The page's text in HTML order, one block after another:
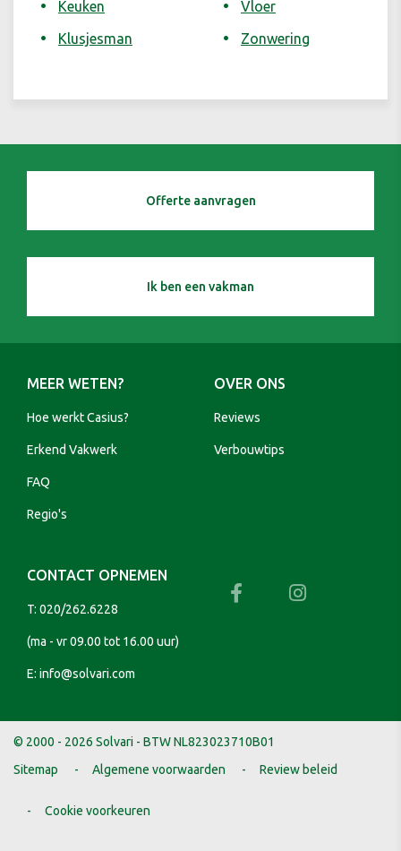
Keuken
Klusjesman
Vloer
Zonwering
Offerte aanvragen
Ik ben een vakman
MEER WETEN?
Hoe werkt Casius?
Erkend Vakwerk
FAQ
Regio's
OVER ONS
Reviews
Verbouwtips
CONTACT OPNEMEN
T: 020/262.6228
(ma - vr 09.00 tot 16.00 uur)
E: info@solvari.com
© 2000 - 2026 Solvari - BTW NL823023710B01
Sitemap
Algemene voorwaarden Review beleid
Cookie voorkeuren